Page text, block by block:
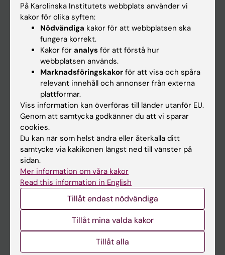
Forskarutbildning
Forskning
Kalender
Student
Ladok
Canvas
Schema
Studentmejlen
Kurs- och programwebbar
På Karolinska Institutets webbplats använder vi
kakor för olika syften:
Nödvändiga kakor för att webbplatsen ska
fungera korrekt.
Kakor för analys för att förstå hur
webbplatsen används.
Marknadsföringskakor för att visa och spåra
relevant innehåll och annonser från externa
plattformar.
Viss information kan överföras till länder utanför EU.
Genom att samtycka godkänner du att vi sparar
cookies.
Du kan när som helst ändra eller återkalla ditt
samtycke via kakikonen längst ned till vänster på
sidan.
Mer information om våra kakor
Read this information in English
Tillåt endast nödvändiga
Tillåt mina valda kakor
Tillåt alla